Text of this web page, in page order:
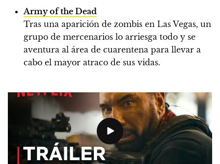
Army of the Dead
Tras una aparición de zombis en Las Vegas, un
grupo de mercenarios lo arriesga todo y se
aventura al área de cuarentena para llevar a
cabo el mayor atraco de sus vidas.